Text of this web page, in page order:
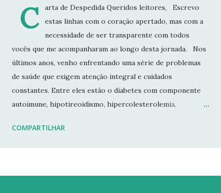
C
arta de Despedida Queridos leitores, Escrevo
estas linhas com o coração apertado, mas com a
necessidade de ser transparente com todos
vocês que me acompanharam ao longo desta jornada. Nos
últimos anos, venho enfrentando uma série de problemas
de saúde que exigem atenção integral e cuidados
constantes. Entre eles estão o diabetes com componente
autoimune, hipotireoidismo, hipercolesterolemia,
fraturas. Esses desafios têm impactado profundamente
COMPARTILHAR